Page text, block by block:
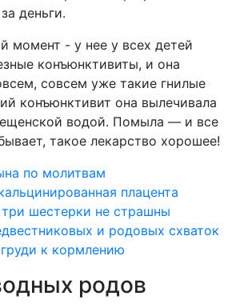
деньги.
момент - у нее у всех детей
конъюнктивиты, и она
совсем уже такие гнилые
конъюнктивит она вылечивала
водой. Помыла — и все
такое лекарство хорошее!
по молитвам
плацента
шестерки не страшны
и родовых схваток
к кормлению
родов